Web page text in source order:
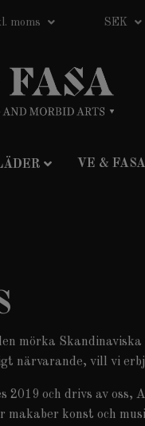
moms SEK
VE &
mörka
närvarande, vill vi
2019 och drivs av
makaber konst och